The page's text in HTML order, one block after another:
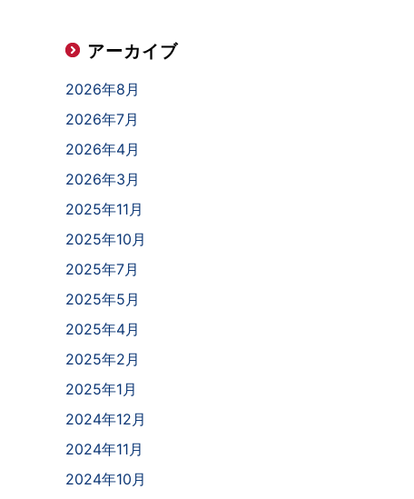
アーカイブ
2026年8月
2026年7月
2026年4月
2026年3月
2025年11月
2025年10月
2025年7月
2025年5月
2025年4月
2025年2月
2025年1月
2024年12月
2024年11月
2024年10月